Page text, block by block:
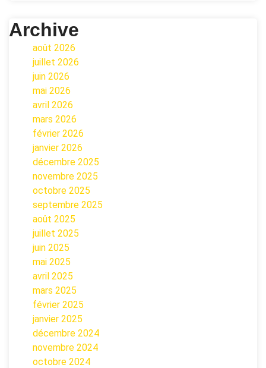
Archive
août 2026
juillet 2026
juin 2026
mai 2026
avril 2026
mars 2026
février 2026
janvier 2026
décembre 2025
novembre 2025
octobre 2025
septembre 2025
août 2025
juillet 2025
juin 2025
mai 2025
avril 2025
mars 2025
février 2025
janvier 2025
décembre 2024
novembre 2024
octobre 2024